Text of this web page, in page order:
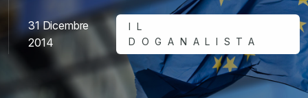
31 Dicembre
2014
IL
DOGANALISTA